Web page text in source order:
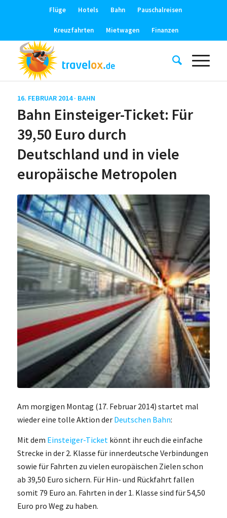
Flüge Hotels Bahn Pauschalreisen
Kreuzfahrten Mietwagen Finanzen
16. FEBRUAR 2014 · BAHN
Bahn Einsteiger-Ticket: Für
39,50 Euro durch
Deutschland und in viele
europäische Metropolen
Am morgigen Montag (17. Februar 2014) startet mal
wieder eine tolle Aktion der Deutschen Bahn:
Mit dem Einsteiger-Ticket könnt ihr euch die einfache
Strecke in der 2. Klasse für innerdeutsche Verbindungen
sowie für Fahrten zu vielen europäischen Zielen schon
ab 39,50 Euro sichern. Für Hin- und Rückfahrt fallen
somit 79 Euro an. Fahrten in der 1. Klasse sind für 54,50
Euro pro Weg zu haben.